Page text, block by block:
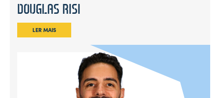
DOUGLAS RISI
LER MAIS